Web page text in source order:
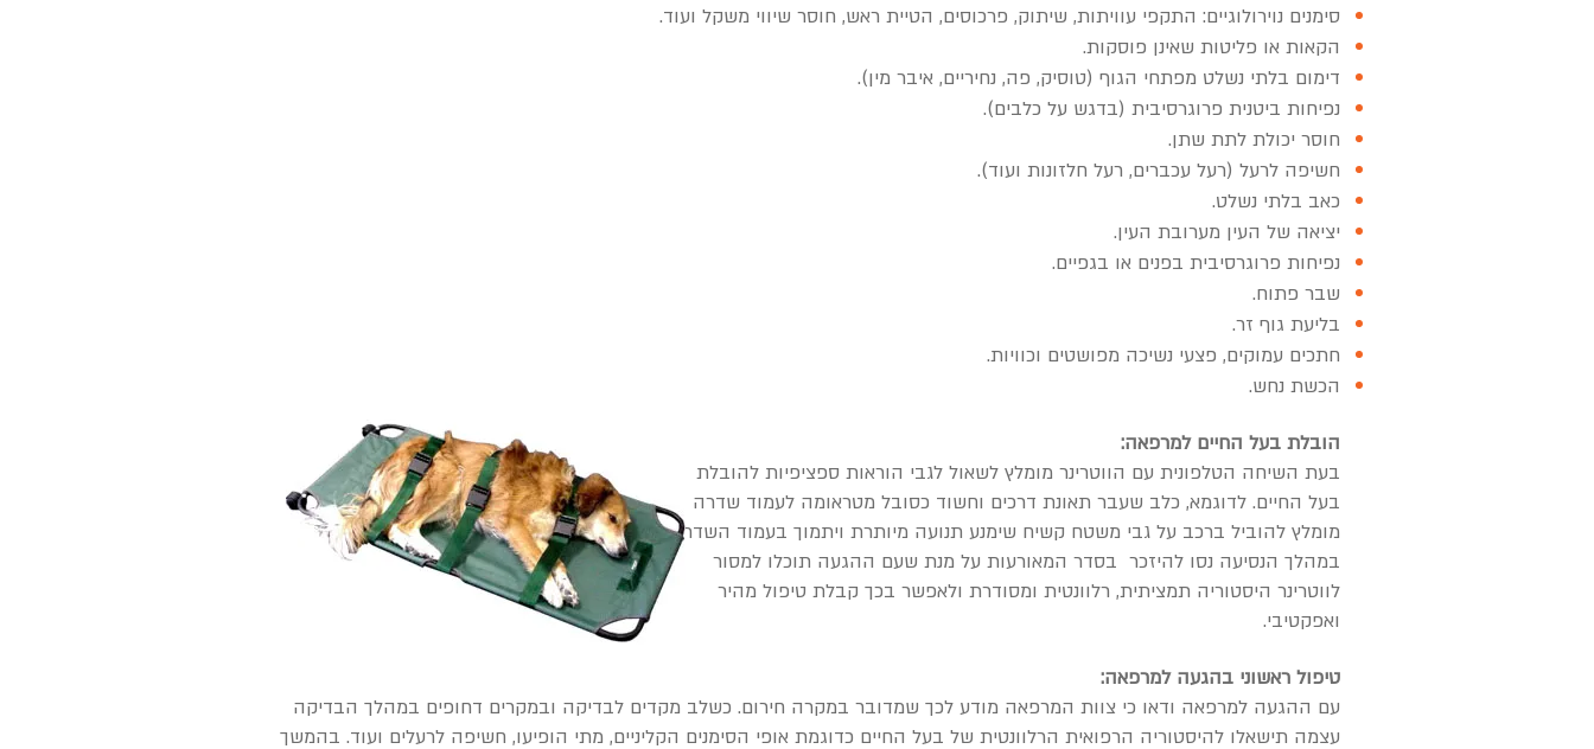
סימנים נוירולוגיים: התקפי עוויתות, שיתוק, פרכוסים, הטיית ראש, חוסר שיווי משקל ועוד.
הקאות או פליטות שאינן פוסקות.
דימום בלתי נשלט מפתחי הגוף (טוסיק, פה, נחיריים, איבר מין).
נפיחות ביטנית פרוגרסיבית (בדגש על כלבים).
חוסר יכולת לתת שתן.
חשיפה לרעל (רעל עכברים, רעל חלזונות ועוד).
כאב בלתי נשלט.
יציאה של העין מערובת העין.
נפיחות פרוגרסיבית בפנים או בגפיים.
שבר פתוח.
בליעת גוף זר.
חתכים עמוקים, פצעי נשיכה מפושטים וכוויות.
הכשת נחש.
הובלת בעל החיים למרפאה:
בעת השיחה הטלפונית עם הווטרינר מומלץ לשאול לגבי הוראות ספציפיות להובלת
בעל החיים. לדוגמא, כלב שעבר תאונת דרכים וחשוד כסובל מטראומה לעמוד שדרה
מומלץ להוביל ברכב על גבי משטח קשיח שימנע תנועה מיותרת ויתמוך בעמוד השדרה.
במהלך הנסיעה נסו להיזכר בסדר המאורעות על מנת שעם ההגעה תוכלו למסור
לווטרינר היסטוריה תמציתית, רלוונטית ומסודרת ולאפשר בכך קבלת טיפול מהיר
ואפקטיבי.
טיפול ראשוני בהגעה למרפאה:
עם ההגעה למרפאה ודאו כי צוות המרפאה מודע לכך שמדובר במקרה חירום. כשלב מקדים לבדיקה ובמקרים דחופים במהלך הבדיקה
עצמה תישאלו להיסטוריה הרפואית הרלוונטית של בעל החיים כדוגמת אופי הסימנים הקליניים, מתי הופיעו, חשיפה לרעלים ועוד. בהמשך